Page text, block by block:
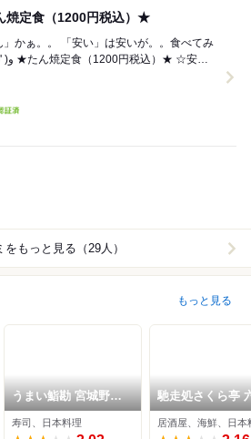
定食（1200円税込）★
いが。。食べてみ
をもっと見る（29人）
もっと見る
うまい鮨勘 宮城野原
支店
寿司、日本料理
馳走処さくら亭
の目店
居酒屋、海鮮、日本